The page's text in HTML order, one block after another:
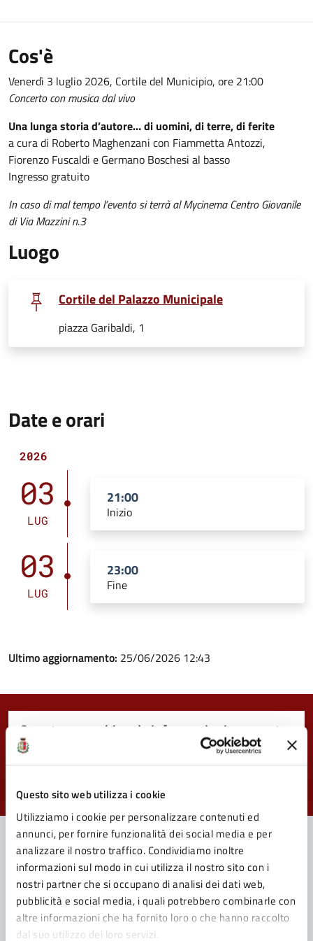
Questo sito web utilizza i cookie
Utilizziamo i cookie per personalizzare contenuti ed
annunci, per fornire funzionalità dei social media e per
analizzare il nostro traffico. Condividiamo inoltre
informazioni sul modo in cui utilizza il nostro sito con i
nostri partner che si occupano di analisi dei dati web,
pubblicità e social media, i quali potrebbero combinarle con
altre informazioni che ha fornito loro o che hanno raccolto
dal suo utilizzo dei loro servizi.
Cos'è
Venerdì 3 luglio 2026, Cortile del Municipio, ore 21:00
Concerto con musica dal vivo
Una lunga storia d’autore… di uomini, di terre, di ferite
a cura di Roberto Maghenzani con Fiammetta Antozzi,
Fiorenzo Fuscaldi e Germano Boschesi al basso
Ingresso gratuito
In caso di mal tempo l’evento si terrà al Mycinema Centro Giovanile
di Via Mazzini n.3
Luogo
Cortile del Palazzo Municipale
piazza Garibaldi, 1
Date e orari
2026
03
LUG
21:00
Inizio
03
LUG
23:00
Fine
Ultimo aggiornamento: 25/06/2026 12:43
Quanto sono chiare le informazioni su questa
pagina?
Valuta 5 stelle su 5
Valuta 4 stelle su 5
Valuta 3 stelle su 5
Valuta 2 stelle su 5
Valuta 1 stelle su 5
Contatta il Comune
Leggi le domande frequenti
Richiedi assistenza